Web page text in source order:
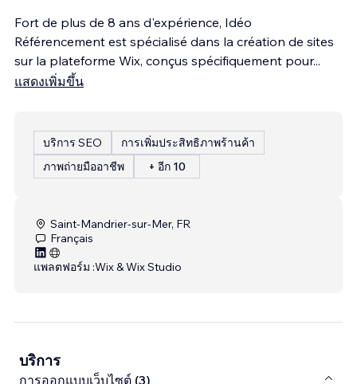
Fort de plus de 8 ans d'expérience, Idéo
Référencement est spécialisé dans la création de sites
sur la plateforme Wix, conçus spécifiquement pour...
แสดงเพิ่มขึ้น
บริการ SEO
การเพิ่มประสิทธิภาพร้านค้า
ภาพถ่ายมืออาชีพ
+ อีก 10
Saint-Mandrier-sur-Mer, FR
Français
แพลตฟอร์ม :Wix & Wix Studio
บริการ
การออกแบบเว็บไซต์ (3)